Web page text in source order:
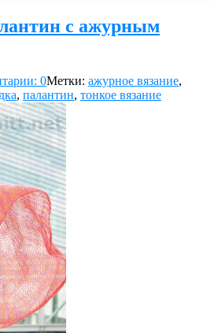
с ажурным
0Метки: ажурное вязание,
, палантин, тонкое вязание